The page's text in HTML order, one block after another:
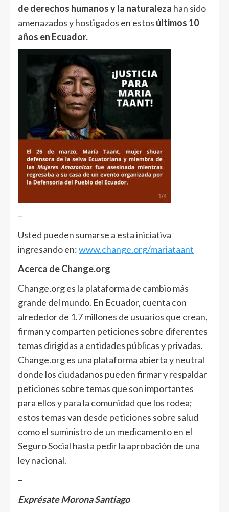
de derechos humanos y la naturaleza han sido
amenazados y hostigados en estos últimos 10
años en Ecuador.
–
Usted pueden sumarse a esta iniciativa
ingresando en:www.change.org/mariataant
Acerca de Change.org
Change.org es la plataforma de cambio más
grande del mundo. En Ecuador, cuenta con
alrededor de 1.7 millones de usuarios que crean,
firman y comparten peticiones sobre diferentes
temas dirigidas a entidades públicas y privadas.
Change.org es una plataforma abierta y neutral
donde los ciudadanos pueden firmar y respaldar
peticiones sobre temas que son importantes
para ellos y para la comunidad que los rodea;
estos temas van desde peticiones sobre salud
como el suministro de un medicamento en el
Seguro Social hasta pedir la aprobación de una
ley nacional.
–
Exprésate Morona Santiago